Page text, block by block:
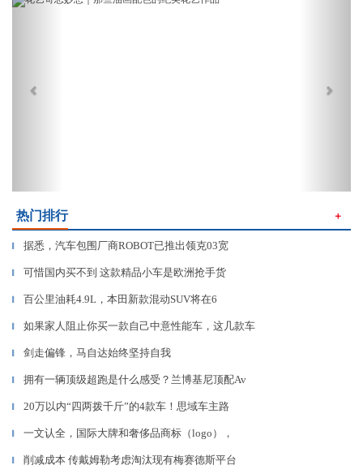
热门排行 ＋
▎ 据悉，汽车包围厂商ROBOT已推出领克03宽
▎ 可惜国内买不到 这款精品小车是欧洲抢手货
▎ 百公里油耗4.9L，本田新款混动SUV将在6
▎ 如果家人阻止你买一款自己中意性能车，这几款车
▎ 剑走偏锋，马自达始终坚持自我
▎ 拥有一辆顶级超跑是什么感受？兰博基尼顶配Av
▎ 20万以内“四两拨千斤”的4款车！思域车主路
▎ 一文认全，国际大牌和奢侈品商标（logo），
▎ 削减成本 传戴姆勒考虑淘汰现有梅赛德斯平台